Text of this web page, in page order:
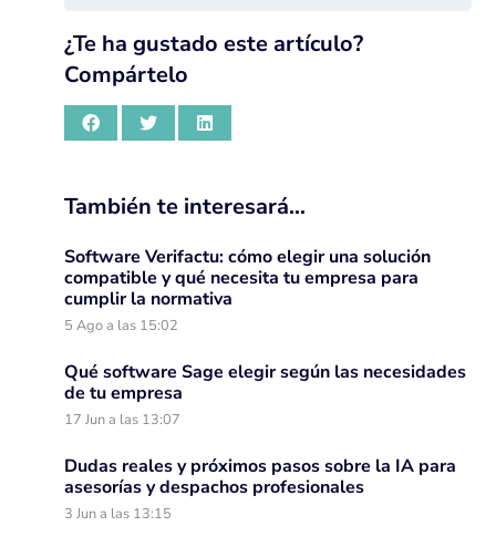
¿Te ha gustado este artículo?
Compártelo
También te interesará…
Software Verifactu: cómo elegir una solución
compatible y qué necesita tu empresa para
cumplir la normativa
5 Ago a las 15:02
Qué software Sage elegir según las necesidades
de tu empresa
17 Jun a las 13:07
Dudas reales y próximos pasos sobre la IA para
asesorías y despachos profesionales
3 Jun a las 13:15